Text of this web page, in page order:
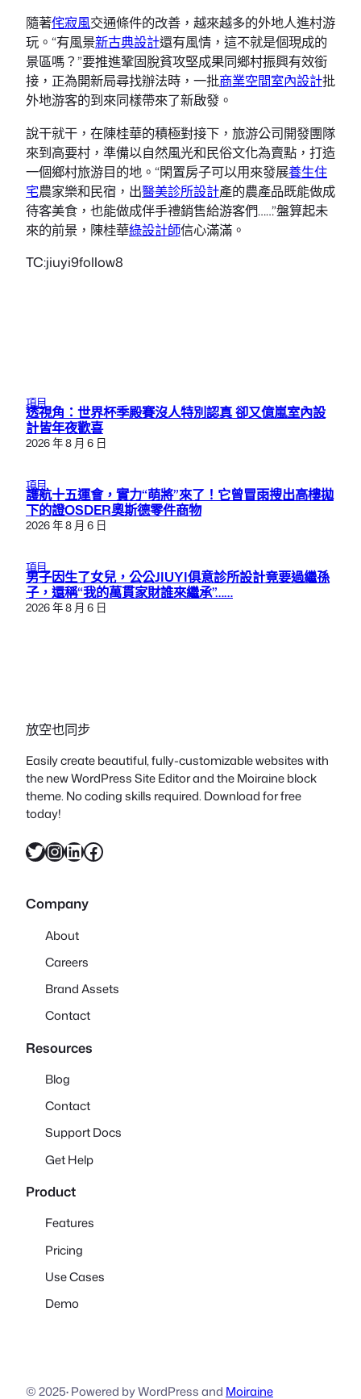
隨著侘寂風交通條件的改善，越來越多的外地人進村游
玩。“有風景新古典設計還有風情，這不就是個現成的
景區嗎？”要推進鞏固脫貧攻堅成果同鄉村振興有效銜
接，正為開新局尋找辦法時，一批商業空間室內設計批
外地游客的到來同樣帶來了新啟發。
說干就干，在陳桂華的積極對接下，旅游公司開發團隊
來到高要村，準備以自然風光和民俗文化為賣點，打造
一個鄉村旅游目的地。“閑置房子可以用來發展養生住
宅農家樂和民宿，出醫美診所設計產的農產品既能做成
待客美食，也能做成伴手禮銷售給游客們……”盤算起未
來的前景，陳桂華綠設計師信心滿滿。
TC:jiuyi9follow8
項目
透視角：世界杯季殿賽沒人特別認真 卻又億嵐室內設
計皆年夜歡喜
2026 年 8 月 6 日
項目
護航十五運會，實力“萌將”來了！它曾冒雨搜出高樓拋
下的證OSDER奧斯德零件商物
2026 年 8 月 6 日
項目
男子因生了女兒，公公JIUYI俱意診所設計竟要過繼孫
子，還稱“我的萬貫家財誰來繼承”……
2026 年 8 月 6 日
放空也同步
Easily create beautiful, fully-customizable websites with
the new WordPress Site Editor and the Moiraine block
theme. No coding skills required. Download for free
today!
X InstagramLinkedIn Facebook
Company
About
Careers
Brand Assets
Contact
Resources
Blog
Contact
Support Docs
Get Help
Product
Features
Pricing
Use Cases
Demo
© 2025·Powered by WordPress and Moiraine